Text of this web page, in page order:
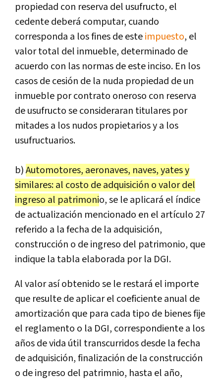
propiedad con reserva del usufructo, el
cedente deberá computar, cuando
corresponda a los fines de esteimpuesto, el
valor total del inmueble, determinado de
acuerdo con las normas de este inciso. En los
casos de cesión de la nuda propiedad de un
inmueble por contrato oneroso con reserva
de usufructo se consideraran titulares por
mitades a los nudos propietarios y a los
usufructuarios.
b)Automotores, aeronaves, naves, yates y
similares: al costo de adquisición o valor del
ingreso al patrimonio, se le aplicará el índice
de actualización mencionado en el artículo 27
referido a la fecha de la adquisición,
construcción o de ingreso del patrimonio, que
indique la tabla elaborada por la DGI.
Al valor así obtenido se le restará el importe
que resulte de aplicar el coeficiente anual de
amortización que para cada tipo de bienes fije
el reglamento o la DGI, correspondiente a los
años de vida útil transcurridos desde la fecha
de adquisición, finalización de la construcción
o de ingreso del patrimnio, hasta el año,